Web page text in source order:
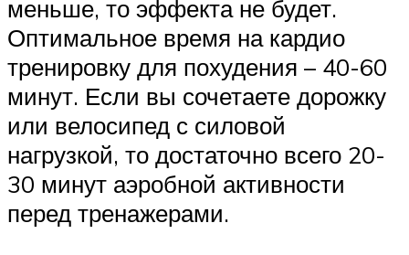
меньше, то эффекта не будет.
Оптимальное время на кардио
тренировку для похудения – 40-60
минут. Если вы сочетаете дорожку
или велосипед с силовой
нагрузкой, то достаточно всего 20-
30 минут аэробной активности
перед тренажерами.